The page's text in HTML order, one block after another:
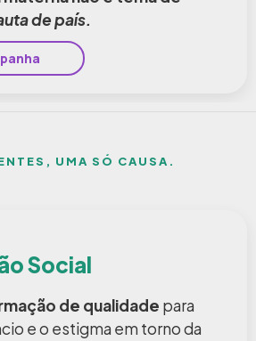
de país.
UMA SÓ CAUSA.
Social
de qualidade para
e o estigma em torno da